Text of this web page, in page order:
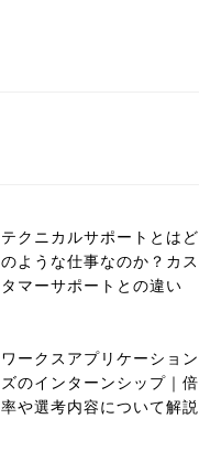
テクニカルサポートとはど
のような仕事なのか？カス
タマーサポートとの違い
ワークスアプリケーション
ズのインターンシップ｜倍
率や選考内容について解説